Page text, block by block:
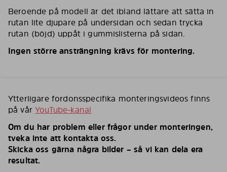
Beroende på modell är det ibland lättare att sätta in
rutan lite djupare på undersidan och sedan trycka
rutan (böjd) uppåt i gummislisterna på sidan.
Ingen större ansträngning krävs för montering.
Ytterligare fordonsspecifika monteringsvideos finns
på vårYouTube-kanal
Om du har problem eller frågor under monteringen,
tveka inte att kontakta oss.
Skicka oss gärna några bilder – så vi kan dela era
resultat.